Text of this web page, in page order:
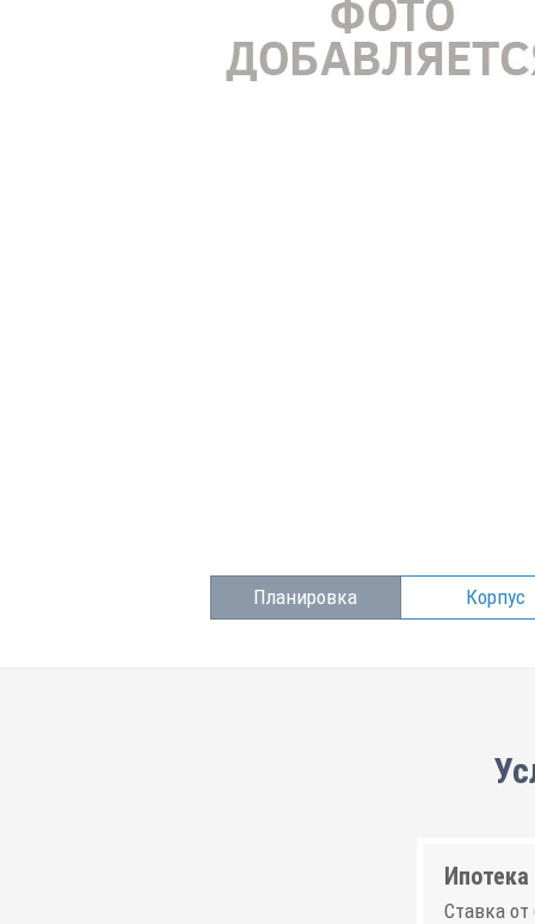
Планировка Корпус
Ипотека
Ставка от